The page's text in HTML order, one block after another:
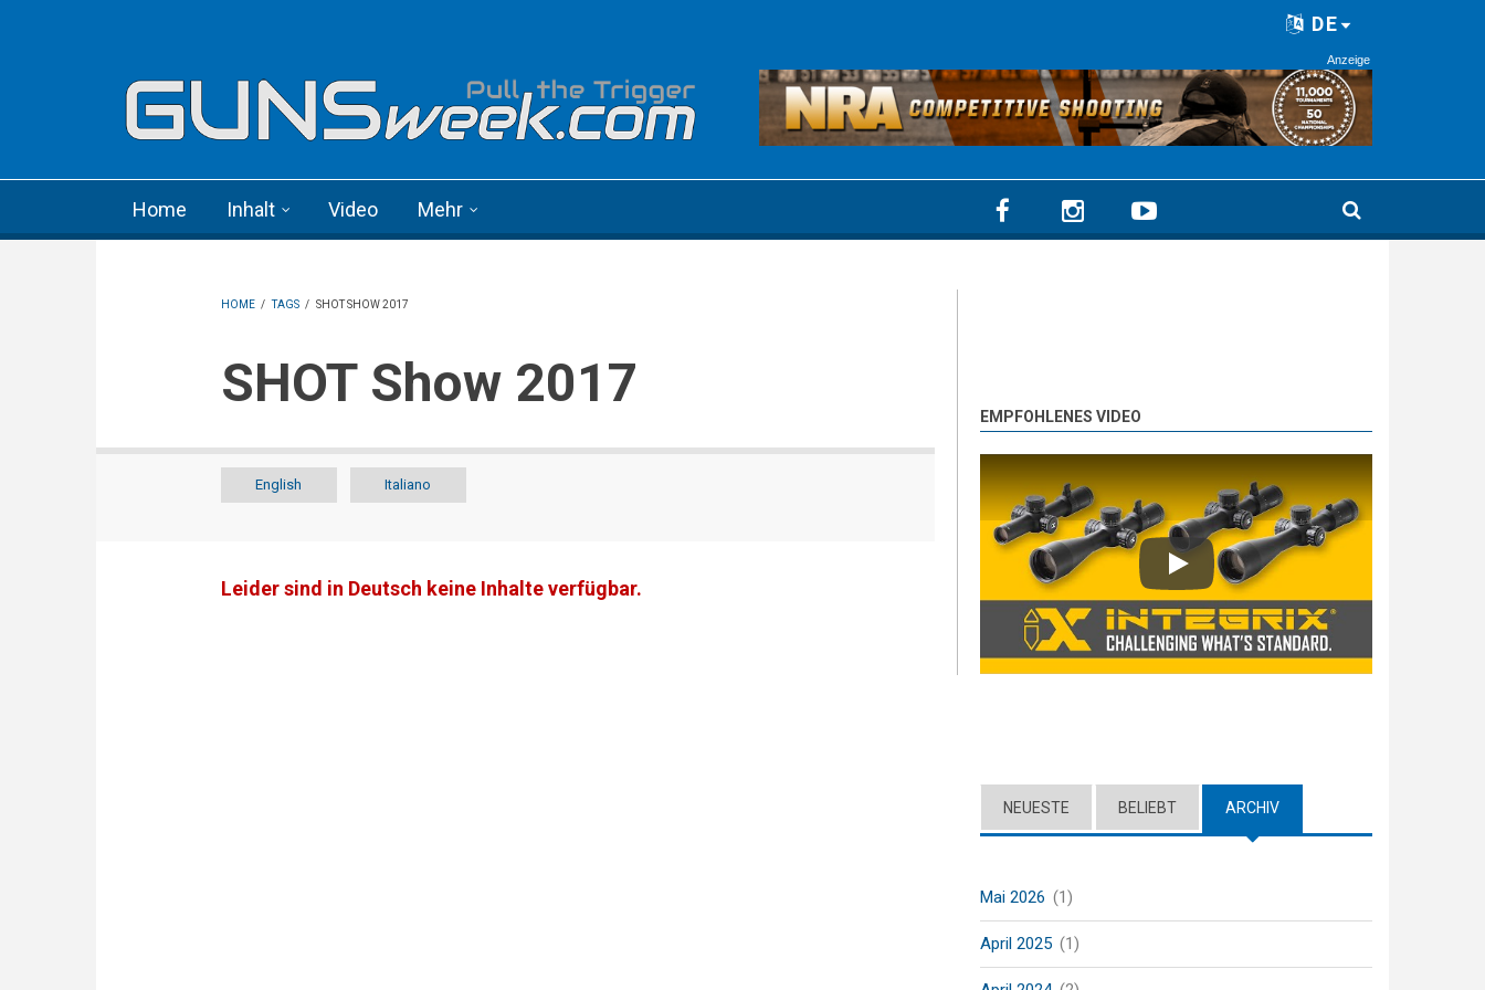
DE
Anzeige
Home Inhalt Video Mehr
HOME / TAGS / SHOT SHOW 2017
SHOT Show 2017
English Italiano
Leider sind in Deutsch keine Inhalte verfügbar.
EMPFOHLENES VIDEO
Play
NEUESTE BELIEBT ARCHIV
Mai 2026 (1)
April 2025 (1)